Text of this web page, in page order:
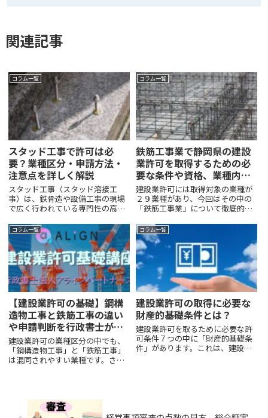
関連記事
コラム一覧
スタッド工事で許可は必
要？業種区分・申請方法・
注意点を詳しく解説
スタッド工事（スタッド溶接工
事）は、鉄骨造や設備工事の現場
で広く行われている専門性の高い
設業許可が必要なのか？」「業種
区分は何になるのか？」「溶接の
一種だけど、とび・土工？それと
も鋼構造物になるの？」という点
で...
コラム一覧
鉄筋工事業で静岡県の建設
業許可を取得するための必
要な条件や資格、業種内容
についてどこよりも詳しく
解説します！
建設業許可には取得対象の業種が
２９業種があり、今回はその中の
「鉄筋工事業」について徹底的に
事を読めば、鉄筋工事業で静岡県
の建設業許可を取得するために必
要な条件、資格、業種の内容につ
いて詳しく知ることができます。
この記事では次の項目に分けてわ
かりやすく解説していきます。
コラム一覧
【建設業許可の基礎】鋼構
造物工事と鉄筋工事の違い
や申請判断を行政書士が解
説
建設業許可の業種区分の中でも、
「鋼構造物工事」と「鉄筋工事」
は混同されやすい業種です。さら
法と国土交通省のガイドラインや
を静岡県建設業許可手引きをも
コラム一覧
建設業許可の取得に必要な
財産的基礎条件とは？
建設業許可を取るために必要な許
可条件７つの中に「財産的基礎条
件」があります。これは、建設業
きます。